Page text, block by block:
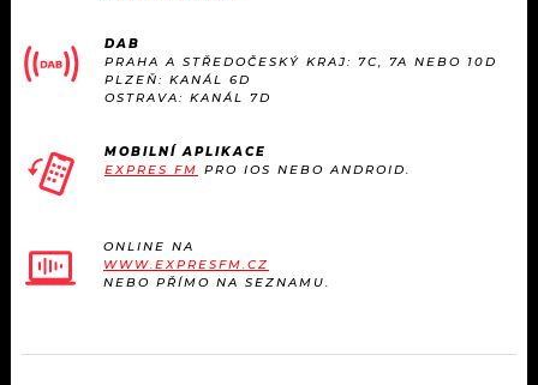
DAB
PRAHA A STŘEDOČESKÝ KRAJ: 7C, 7A NEBO 10D
PLZEŇ: KANÁL 6D
OSTRAVA: KANÁL 7D
MOBILNÍ APLIKACE
EXPRES FM PRO IOS NEBO ANDROID.
ONLINE NA
WWW.EXPRESFM.CZ
NEBO PŘÍMO NA SEZNAMU.